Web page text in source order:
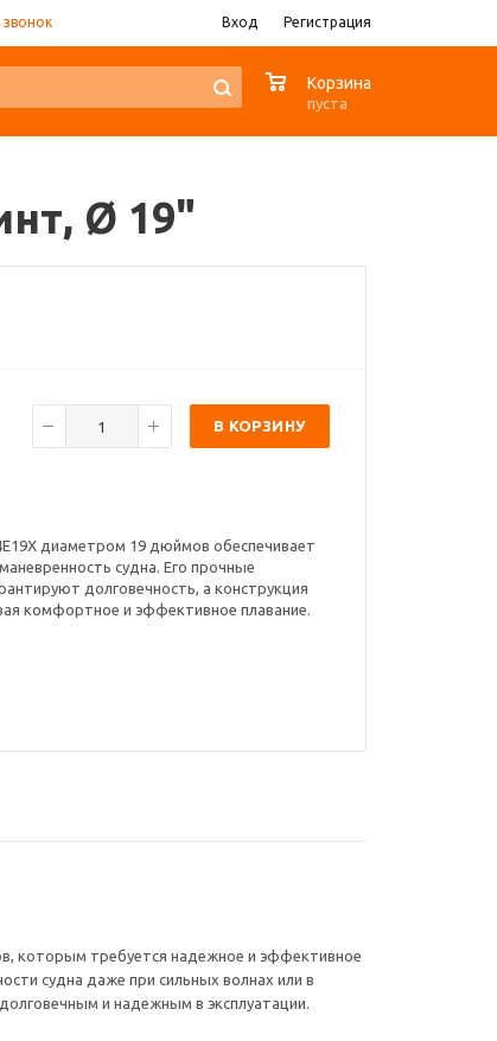
звонок Вход Регистрация
Корзина
пуста
Ø 19"
В КОРЗИНУ
диаметром 19 дюймов обеспечивает
судна. Его прочные
долговечность, а конструкция
комфортное и эффективное плавание.
которым требуется надежное и эффективное
судна даже при сильных волнах или в
и надежным в эксплуатации.